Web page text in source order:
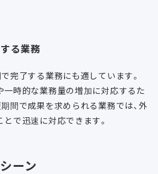
る業務
完了する業務にも適しています。
時的な業務量の増加に対応するた
間で成果を求められる業務では、外
で迅速に対応できます。
ーン